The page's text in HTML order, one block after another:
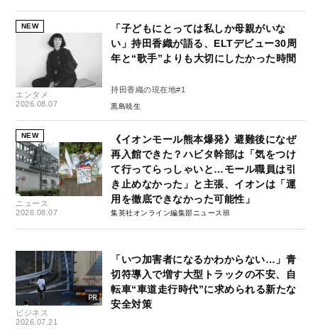
NEW
エンタメ
2026.08.07
「子どもにとっては私しか母親がいな
い」持田香織が語る、ELTデビュー30周
年と“歌手”よりも大切にしたかった時間
持田香織の現在地#1
黒島暁生
NEW
ニュース
2026.08.07
《イオンモール熊本爆発》避難後になぜ
再入館できた？ハビタ幹部は「気をつけ
て行ってらっしゃいと…モール職員は引
き止めなかった」と主張、イオンは「運
用を徹底できなかった可能性」
集英社オンライン編集部ニュース班
ビジネス
2026.07.21
「いつ加害者になるかわからない…」青
切符導入で増す大型トラックの不安、自
転車“車道走行時代”に求められる新たな
安全対策